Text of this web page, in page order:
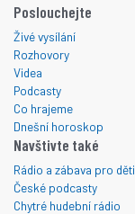
Poslouchejte
Živé vysílání
Rozhovory
Videa
Podcasty
Co hrajeme
Dnešní horoskop
Navštivte také
Rádio a zábava pro děti
České podcasty
Chytré hudební rádio